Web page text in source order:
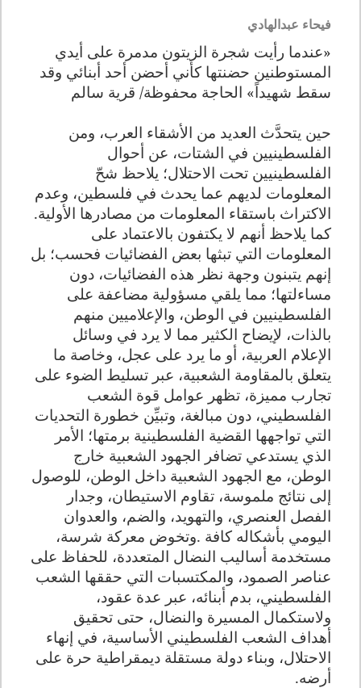
فيحاء عبدالهادي
«عندما رأيت شجرة الزيتون مدمرة على أيدي
المستوطنين حضنتها كأني أحضن أحد أبنائي وقد
سقط شهيداً» الحاجة محفوظة/ قرية سالم
حين يتحدَّث العديد من الأشقاء العرب، ومن
الفلسطينيين في الشتات، عن أحوال
الفلسطينيين تحت الاحتلال؛ يلاحظ شحّ
المعلومات لديهم عما يحدث في فلسطين، وعدم
الاكتراث باستقاء المعلومات من مصادرها الأولية.
كما يلاحظ أنهم لا يكتفون بالاعتماد على
المعلومات التي تبثها بعض الفضائيات فحسب؛ بل
إنهم يتبنون وجهة نظر هذه الفضائيات، دون
مساءلتها؛ مما يلقي مسؤولية مضاعفة على
الفلسطينيين في الوطن، والإعلاميين منهم
بالذات، لإيضاح الكثير مما لا يرد في وسائل
الإعلام العربية، أو ما يرد على عجل، وخاصة ما
يتعلق بالمقاومة الشعبية، عبر تسليط الضوء على
تجارب مميزة، تظهر عوامل قوة الشعب
الفلسطيني، دون مبالغة، وتبيِّن خطورة التحديات
التي تواجهها القضية الفلسطينية برمتها؛ الأمر
الذي يستدعي تضافر الجهود الشعبية خارج
الوطن، مع الجهود الشعبية داخل الوطن، للوصول
إلى نتائج ملموسة، تقاوم الاستيطان، وجدار
الفصل العنصري، والتهويد، والضم، والعدوان
اليومي بأشكاله كافة .وتخوض معركة شرسة،
مستخدمة أساليب النضال المتعددة، للحفاظ على
عناصر الصمود، والمكتسبات التي حققها الشعب
الفلسطيني، بدم أبنائه، عبر عدة عقود،
ولاستكمال المسيرة والنضال، حتى تحقيق
أهداف الشعب الفلسطيني الأساسية، في إنهاء
الاحتلال، وبناء دولة مستقلة ديمقراطية حرة على
أرضه.